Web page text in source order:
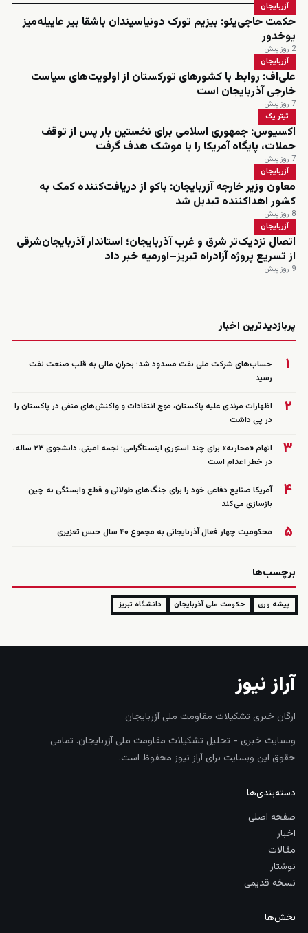
آزربایجان
حکمت حاجی‌یئو: بیزیم تورک دونیاسیندان باشقا بیر عاییله‌میز
یوخدور
2 روز پیش
آزربایجان
علی‌اف: روابط با کشورهای تورکستان از اولویت‌های سیاست
خارجی آذربایجان است
7 روز پیش
تیتر یک
اکسیوس: جمهوری اسلامی برای نخستین بار پس از توقف
حملات، پایگاه آمریکا را با موشک هدف گرفت
7 روز پیش
آزربایجان
معاون وزیر خارجه آزربایجان: باکو از دریافت‌کننده کمک به
کشور اهداکننده تبدیل شد
8 روز پیش
آزربایجان
اتصال نزدیک‌تر شرق و غرب آذربایجان؛ استاندار آذربایجان‌شرقی
از تسریع پروژه آزادراه تبریز–اورمیه خبر داد
9 روز پیش
پربازدیدترین اخبار
۱
حساب‌های شرکت ملی نفت مسدود شد؛ بحران مالی به قلب صنعت نفت
رسید
۲
اظهارات مرندی علیه پاکستان، موج انتقادات و واکنش‌های منفی در پاکستان را
در پی داشت
۳
اتهام «محاربه» برای چند استوری اینستاگرامی؛ نجمه امینی، دانشجوی ۲۳ ساله،
در خطر اعدام است
۴
آمریکا صنایع دفاعی خود را برای جنگ‌های طولانی و قطع وابستگی به چین
بازسازی می‌کند
۵ محکومیت چهار فعال آذربایجانی به مجموع ۴۰ سال حبس تعزیری
برچسب‌ها
پیشه وری حکومت ملی آذربایجان دانشگاه تبریز
آراز نیوز
ارگان خبری تشکیلات مقاومت ملی آزربایجان
وبسایت خبری - تحلیل تشکیلات مقاومت ملی آزربایجان. تمامی
حقوق این وبسایت برای آراز نیوز محفوظ است.
دسته‌بندی‌ها
صفحه اصلی
اخبار
مقالات
نوشتار
نسخه قدیمی
بخش‌ها